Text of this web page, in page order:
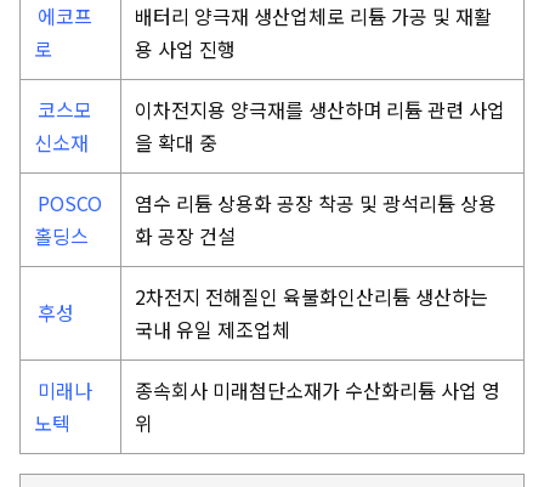
에코프
로
배터리 양극재 생산업체로 리튬 가공 및 재활
용 사업 진행
코스모
신소재
이차전지용 양극재를 생산하며 리튬 관련 사업
을 확대 중
POSCO
홀딩스
염수 리튬 상용화 공장 착공 및 광석리튬 상용
화 공장 건설
후성
2차전지 전해질인 육불화인산리튬 생산하는
국내 유일 제조업체
미래나
노텍
종속회사 미래첨단소재가 수산화리튬 사업 영
위